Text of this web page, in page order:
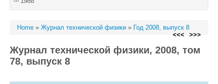
Home » Журнал технической физики » Год 2008, выпуск 8
<<<
>>>
Журнал технической физики, 2008, том
78, выпуск 8